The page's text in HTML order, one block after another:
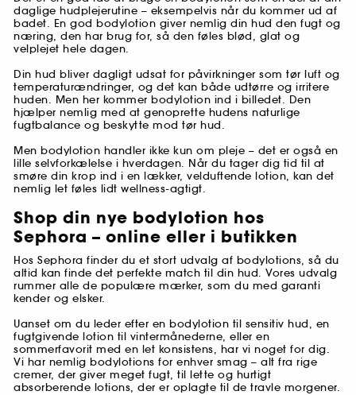
daglige hudplejerutine – eksempelvis når du kommer ud af
badet. En god bodylotion giver nemlig din hud den fugt og
næring, den har brug for, så den føles blød, glat og
velplejet hele dagen.
Din hud bliver dagligt udsat for påvirkninger som tør luft og
temperaturændringer, og det kan både udtørre og irritere
huden. Men her kommer bodylotion ind i billedet. Den
hjælper nemlig med at genoprette hudens naturlige
fugtbalance og beskytte mod tør hud.
Men bodylotion handler ikke kun om pleje – det er også en
lille selvforkælelse i hverdagen. Når du tager dig tid til at
smøre din krop ind i en lækker, velduftende lotion, kan det
nemlig let føles lidt wellness-agtigt.
Shop din nye bodylotion hos
Sephora – online eller i butikken
Hos Sephora finder du et stort udvalg af bodylotions, så du
altid kan finde det perfekte match til din hud. Vores udvalg
rummer alle de populære mærker, som du med garanti
kender og elsker.
Uanset om du leder efter en bodylotion til sensitiv hud, en
fugtgivende lotion til vintermånederne, eller en
sommerfavorit med en let konsistens, har vi noget for dig.
Vi har nemlig bodylotions for enhver smag – alt fra rige
cremer, der giver meget fugt, til lette og hurtigt
absorberende lotions, der er oplagte til de travle morgener.